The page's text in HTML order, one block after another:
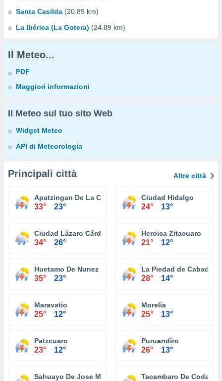
Santa Casilda (20.89 km)
La Ibérica (La Gotera) (24.89 km)
Il Meteo...
PDF
Maggiori informazioni
Il Meteo sul tuo sito Web
Widget Meteo
API di Meteorologia
Principali città Altre città
Apatzingan De La Constitucion
33° 23°
Ciudad Hidalgo
24° 13°
Ciudad Lázaro Cárdenas
34° 26°
Heroica Zitacuaro
21° 12°
Huetamo De Nunez
35° 23°
La Piedad de Cabadas
28° 14°
Maravatio
25° 12°
Morelia
25° 13°
Patzcuaro
23° 12°
Puruandiro
26° 13°
Sahuayo De Jose Maria MorelosTacambaro De Codallos